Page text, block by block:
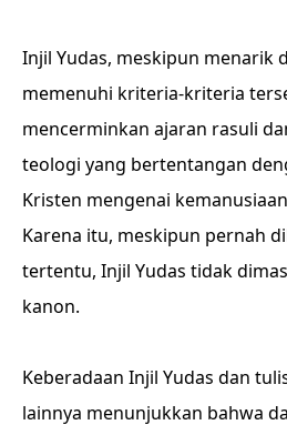
Injil Yudas, meskipun menarik
memenuhi kriteria-kriteria
mencerminkan ajaran rasuli
teologi yang bertentangan
Kristen mengenai
Karena itu, meskipun pernah
tertentu, Injil Yudas tidak
kanon.
Keberadaan Injil Yudas dan
lainnya menunjukkan bahwa